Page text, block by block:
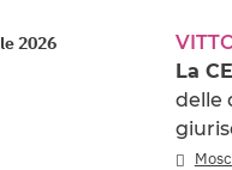
2026
La
delle